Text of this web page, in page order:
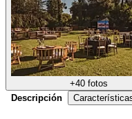
+40fotos
Descripción